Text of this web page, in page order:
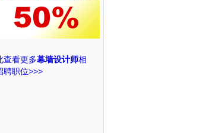
查看更多幕墙设计师相
聘职位>>>